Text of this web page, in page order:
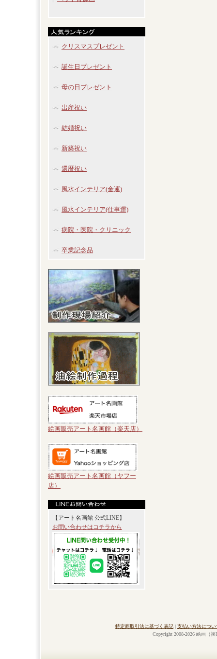
クリスマスプレゼント
誕生日プレゼント
母の日プレゼント
出産祝い
結婚祝い
新築祝い
還暦祝い
風水インテリア(金運)
風水インテリア(仕事運)
病院・医院・クリニック
卒業記念品
絵画販売アート名画館（楽天店）
絵画販売アート名画館（ヤフー
店）
【アート名画館 公式LINE】
お問い合わせはコチラから
特定商取引法に基づく表記 | 支払い方法につい
Copyright 2008-2026 絵画（